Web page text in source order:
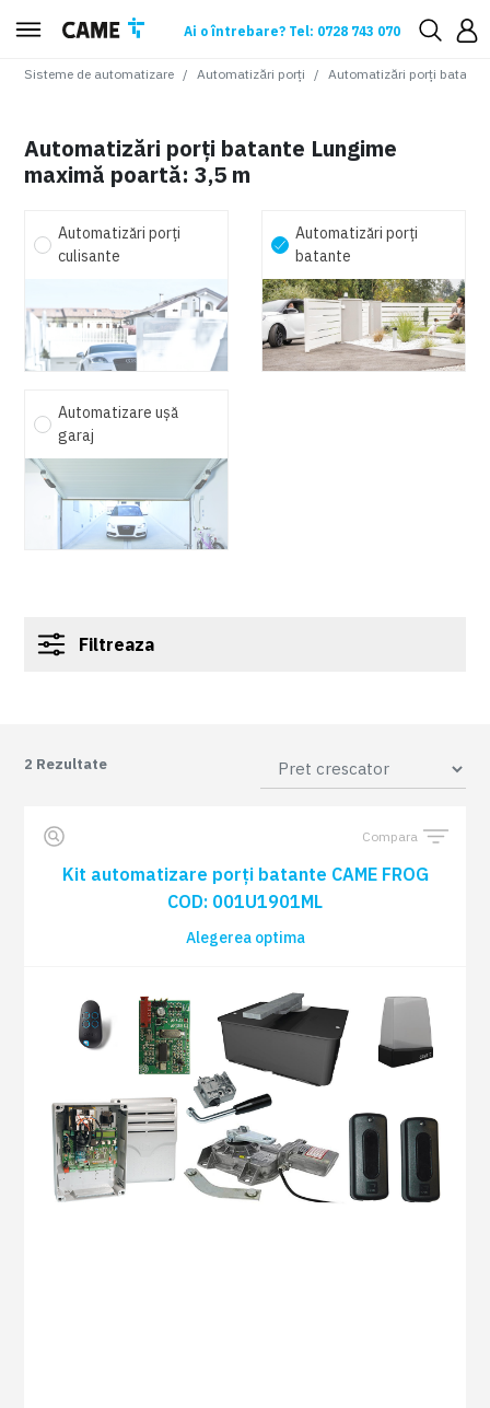
Ai o întrebare? Tel: 0728 743 070
Sisteme de automatizare Automatizări porți Automatizări porți batante
Automatizări porți batante Lungime
maximă poartă: 3,5 m
Automatizări porți
culisante
Automatizări porți
batante
Automatizare ușă
garaj
Filtreaza
2 Rezultate
Compara
Kit automatizare porți batante CAME FROG
COD: 001U1901ML
Alegerea optima